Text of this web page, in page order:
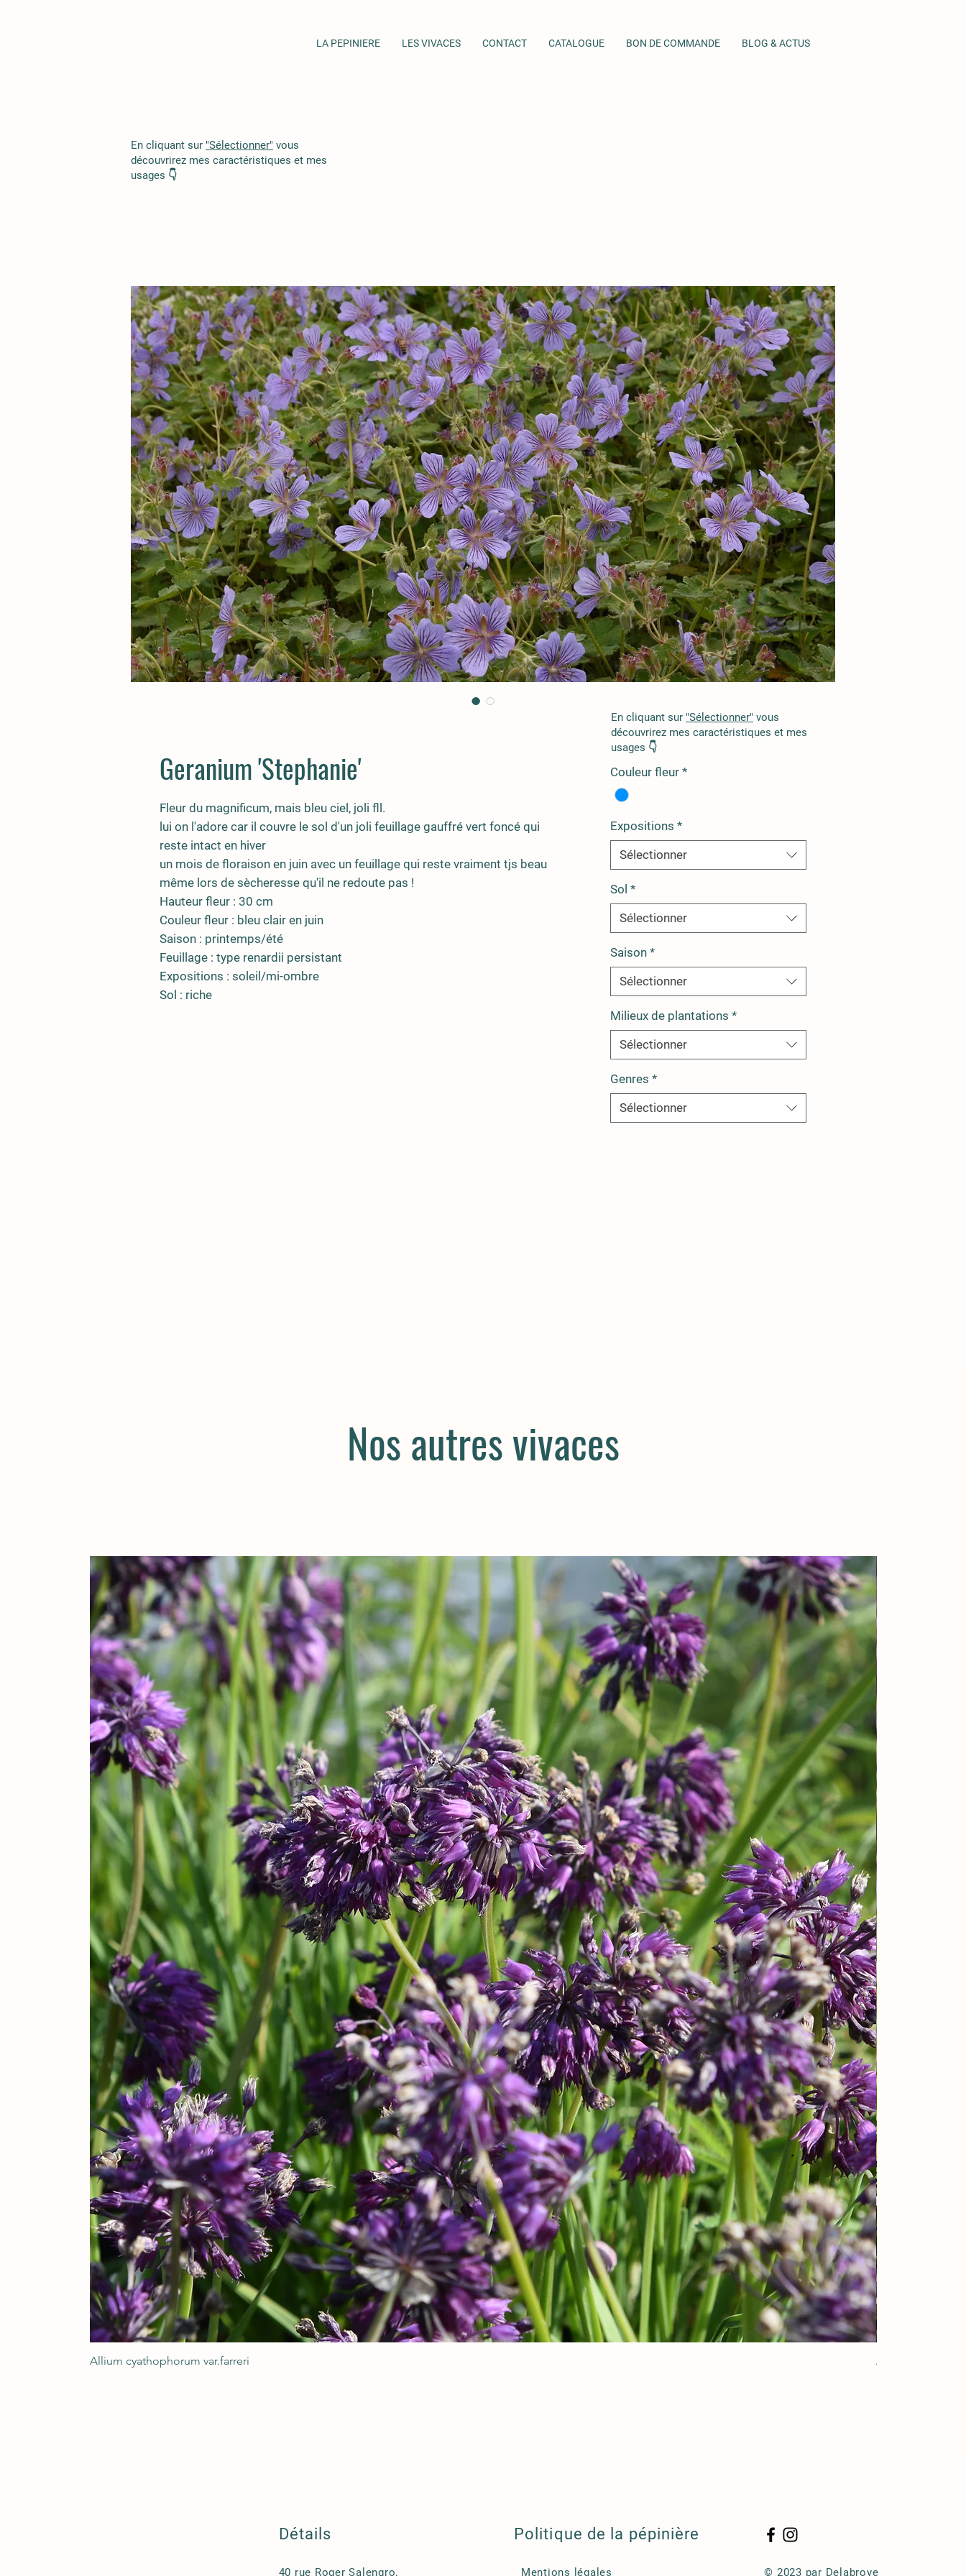
LA PEPINIERE LES VIVACES CONTACT CATALOGUE BON DE COMMANDE BLOG & ACTUS
En cliquant sur "Sélectionner" vous
découvrirez mes caractéristiques et mes
usages 👇
Geranium 'Stephanie'
Fleur du magnificum, mais bleu ciel, joli fll.
lui on l'adore car il couvre le sol d'un joli feuillage gauffré vert foncé qui
reste intact en hiver
un mois de floraison en juin avec un feuillage qui reste vraiment tjs beau
même lors de sècheresse qu'il ne redoute pas !
Hauteur fleur : 30 cm
Couleur fleur : bleu clair en juin
Saison : printemps/été
Feuillage : type renardii persistant
Expositions : soleil/mi-ombre
Sol : riche
Couleur fleur *
Expositions *
Sélectionner
Sol *
Sélectionner
Saison *
Sélectionner
Milieux de plantations *
Sélectionner
Genres *
Sélectionner
En cliquant sur "Sélectionner" vous
découvrirez mes caractéristiques et mes
usages 👇
Nos autres vivaces
Allium cyathophorum var.farreri Acorus
Détails
40 rue Roger Salengro,
Politique de la pépinière
Mentions légales © 2023 par Delabroye